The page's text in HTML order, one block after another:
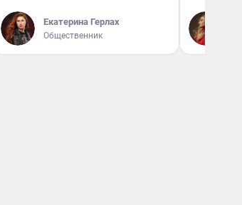
Екатерина Герлах
Общественник